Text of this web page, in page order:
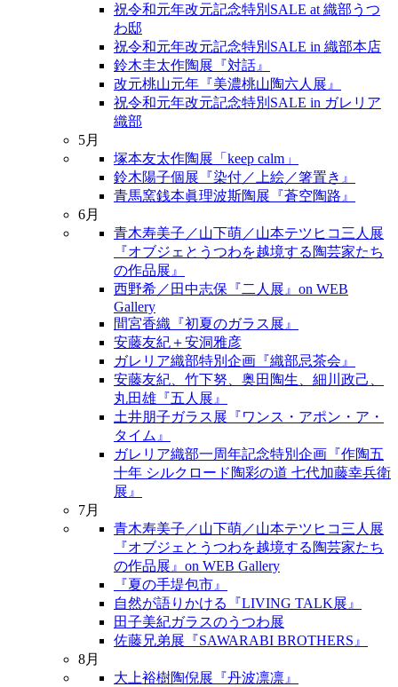
祝令和元年改元記念特別SALE at 織部うつ
わ邸
祝令和元年改元記念特別SALE in 織部本店
鈴木圭太作陶展『対話』
改元桃山元年『美濃桃山陶六人展』
祝令和元年改元記念特別SALE in ガレリア
織部
5月
塚本友太作陶展「keep calm」
鈴木陽子個展『染付／上絵／箸置き』
青馬窯銭本眞理波斯陶展『蒼空陶路』
6月
青木寿美子／山下萌／山本テツヒコ三人展
『オブジェとうつわを越境する陶芸家たち
の作品展』
西野希／田中志保『二人展』on WEB
Gallery
間宮香織『初夏のガラス展』
安藤友紀＋安洞雅彦
ガレリア織部特別企画『織部忌茶会』
安藤友紀、竹下努、奥田陶生、細川政己、
丸田雄『五人展』
土井朋子ガラス展『ワンス・アポン・ア・
タイム』
ガレリア織部一周年記念特別企画『作陶五
十年 シルクロード陶彩の道 七代加藤幸兵衛
展』
7月
青木寿美子／山下萌／山本テツヒコ三人展
『オブジェとうつわを越境する陶芸家たち
の作品展』on WEB Gallery
『夏の手堤包市』
自然が語りかける『LIVING TALK展』
田子美紀ガラスのうつわ展
佐藤兄弟展『SAWARABI BROTHERS』
8月
大上裕樹陶倪展『丹波凛凛』